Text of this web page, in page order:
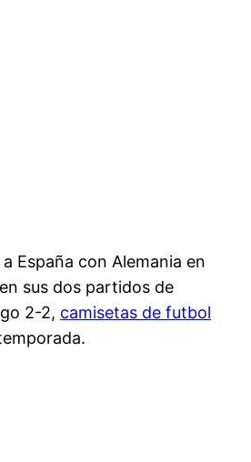
España con Alemania en
sus dos partidos de
2-2, camisetas de futbol